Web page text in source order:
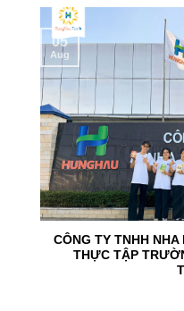
CÔNG TY TNHH
THỰC TẬP
05
Aug